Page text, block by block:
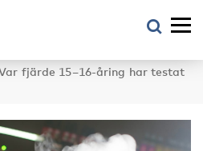
fjärde 15–16-åring har testat